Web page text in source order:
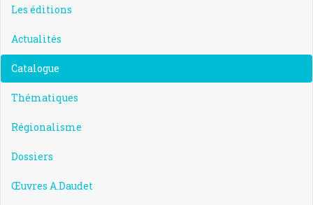
Les éditions
Actualités
Catalogue
Thématiques
Régionalisme
Dossiers
Œuvres A.Daudet